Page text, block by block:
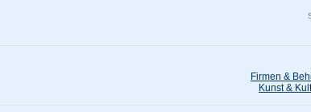
Firmen &
Kunst &